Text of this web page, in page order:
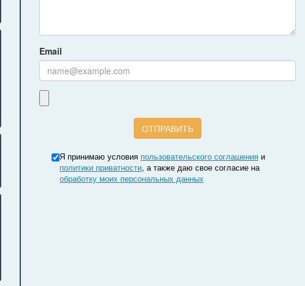
Email
Я принимаю условия пользовательского соглашения и
политики приватности, а также даю свое согласие на
обработку моих персональных данных